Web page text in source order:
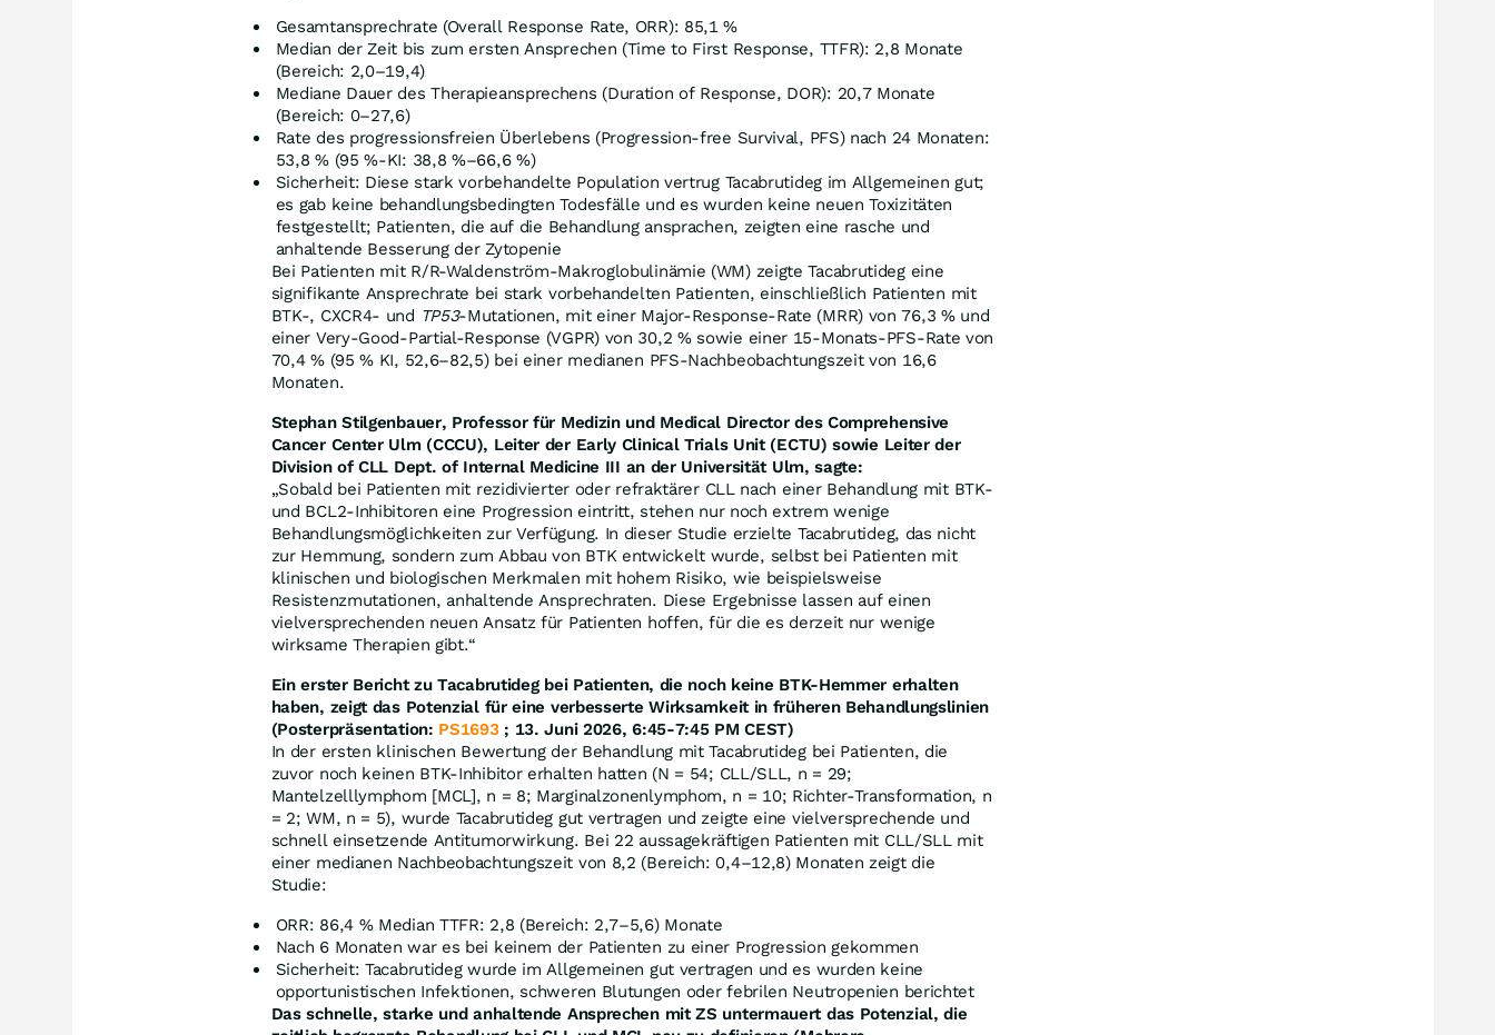
Gesamtansprechrate (Overall Response Rate, ORR): 85,1 %
Median der Zeit bis zum ersten Ansprechen (Time to First Response, TTFR): 2,8 Monate
(Bereich: 2,0–19,4)
Mediane Dauer des Therapieansprechens (Duration of Response, DOR): 20,7 Monate
(Bereich: 0–27,6)
Rate des progressionsfreien Überlebens (Progression-free Survival, PFS) nach 24 Monaten:
53,8 % (95 %-KI: 38,8 %–66,6 %)
Sicherheit: Diese stark vorbehandelte Population vertrug Tacabrutideg im Allgemeinen gut;
es gab keine behandlungsbedingten Todesfälle und es wurden keine neuen Toxizitäten
festgestellt; Patienten, die auf die Behandlung ansprachen, zeigten eine rasche und
anhaltende Besserung der Zytopenie
Bei Patienten mit R/R-Waldenström-Makroglobulinämie (WM) zeigte Tacabrutideg eine
signifikante Ansprechrate bei stark vorbehandelten Patienten, einschließlich Patienten mit
BTK-, CXCR4- und TP53-Mutationen, mit einer Major-Response-Rate (MRR) von 76,3 % und
einer Very-Good-Partial-Response (VGPR) von 30,2 % sowie einer 15-Monats-PFS-Rate von
70,4 % (95 % KI, 52,6–82,5) bei einer medianen PFS-Nachbeobachtungszeit von 16,6
Monaten.
Stephan Stilgenbauer, Professor für Medizin und Medical Director des Comprehensive
Cancer Center Ulm (CCCU), Leiter der Early Clinical Trials Unit (ECTU) sowie Leiter der
Division of CLL Dept. of Internal Medicine III an der Universität Ulm, sagte:
„Sobald bei Patienten mit rezidivierter oder refraktärer CLL nach einer Behandlung mit BTK-
und BCL2-Inhibitoren eine Progression eintritt, stehen nur noch extrem wenige
Behandlungsmöglichkeiten zur Verfügung. In dieser Studie erzielte Tacabrutideg, das nicht
zur Hemmung, sondern zum Abbau von BTK entwickelt wurde, selbst bei Patienten mit
klinischen und biologischen Merkmalen mit hohem Risiko, wie beispielsweise
Resistenzmutationen, anhaltende Ansprechraten. Diese Ergebnisse lassen auf einen
vielversprechenden neuen Ansatz für Patienten hoffen, für die es derzeit nur wenige
wirksame Therapien gibt.“
Ein erster Bericht zu Tacabrutideg bei Patienten, die noch keine BTK-Hemmer erhalten
haben, zeigt das Potenzial für eine verbesserte Wirksamkeit in früheren Behandlungslinien
(Posterpräsentation: PS1693 ; 13. Juni 2026, 6:45-7:45 PM CEST)
In der ersten klinischen Bewertung der Behandlung mit Tacabrutideg bei Patienten, die
zuvor noch keinen BTK-Inhibitor erhalten hatten (N = 54; CLL/SLL, n = 29;
Mantelzelllymphom [MCL], n = 8; Marginalzonenlymphom, n = 10; Richter-Transformation, n
= 2; WM, n = 5), wurde Tacabrutideg gut vertragen und zeigte eine vielversprechende und
schnell einsetzende Antitumorwirkung. Bei 22 aussagekräftigen Patienten mit CLL/SLL mit
einer medianen Nachbeobachtungszeit von 8,2 (Bereich: 0,4–12,8) Monaten zeigt die
Studie:
ORR: 86,4 % Median TTFR: 2,8 (Bereich: 2,7–5,6) Monate
Nach 6 Monaten war es bei keinem der Patienten zu einer Progression gekommen
Sicherheit: Tacabrutideg wurde im Allgemeinen gut vertragen und es wurden keine
opportunistischen Infektionen, schweren Blutungen oder febrilen Neutropenien berichtet
Das schnelle, starke und anhaltende Ansprechen mit ZS untermauert das Potenzial, die